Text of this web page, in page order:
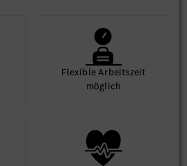
Flexible Arbeits­zeit
möglich